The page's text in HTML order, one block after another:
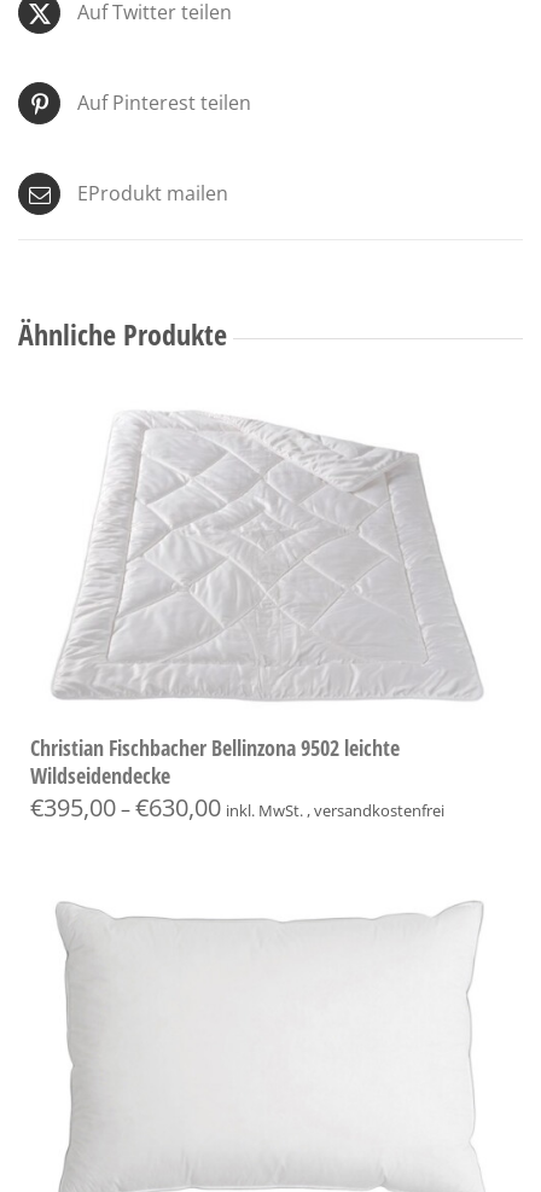
Auf Twitter teilen
Auf Pinterest teilen
EProdukt mailen
Ähnliche Produkte
Christian Fischbacher Bellinzona 9502 leichte
Wildseidendecke
€395,00–€630,00 inkl. MwSt. , versandkostenfrei